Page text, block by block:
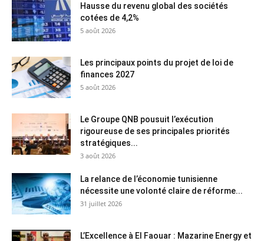
Hausse du revenu global des sociétés
cotées de 4,2%
5 août 2026
Les principaux points du projet de loi de
finances 2027
5 août 2026
Le Groupe QNB pousuit l’exécution
rigoureuse de ses principales priorités
stratégiques...
3 août 2026
La relance de l’économie tunisienne
nécessite une volonté claire de réforme...
31 juillet 2026
L’Excellence à El Faouar : Mazarine Energy et